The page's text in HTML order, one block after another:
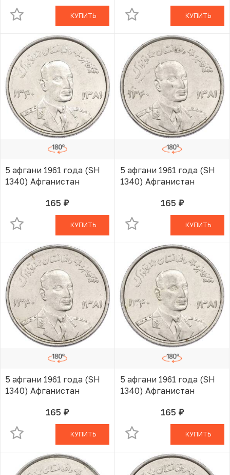
КУПИТЬ КУПИТЬ
5 афгани 1961 года (SH
1340) Афганистан
165 руб.В КОРЗИНЕ
КУПИТЬ
5 афгани 1961 года (SH
1340) Афганистан
165 руб.В КОРЗИНЕ
КУПИТЬ
5 афгани 1961 года (SH
1340) Афганистан
165 руб.В КОРЗИНЕ
КУПИТЬ
5 афгани 1961 года (SH
1340) Афганистан
165 руб.В КОРЗИНЕ
КУПИТЬ